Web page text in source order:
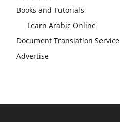
Books and Tutorials
Learn Arabic Online
Document Translation Service
Advertise